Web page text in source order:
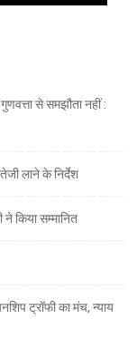
गुणवत्ता से समझौता नहीं :
लाने के निर्देश
किया सम्मानित
ट्रॉफी का मंच, न्याय